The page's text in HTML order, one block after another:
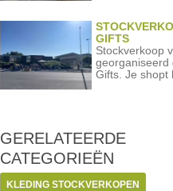
GIFTS
Stockverkoop
georganiseerd
Gifts. Je shopt
GERELATEERDE
CATEGORIEËN
KLEDING STOCKVERKOPEN